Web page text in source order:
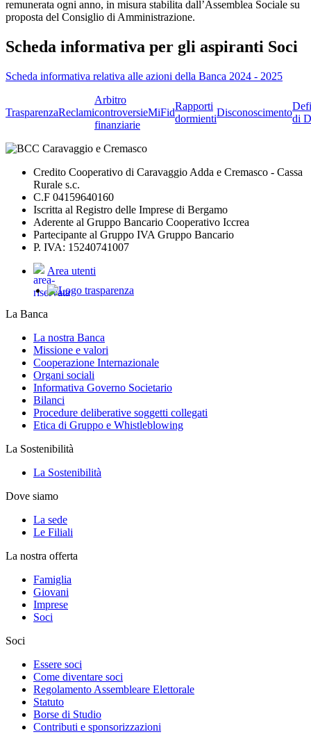
remunerata ogni anno, in misura stabilita dall’Assemblea Sociale su
proposta del Consiglio di Amministrazione.
Scheda informativa per gli aspiranti Soci
Scheda informativa relativa alle azioni della Banca 2024 - 2025
TrasparenzaReclami
Arbitro
controversie
finanziarie
MiFid
Rapporti
dormienti
Disconoscimento
di
Credito Cooperativo di Caravaggio Adda e Cremasco - Cassa
Rurale s.c.
C.F 04159640160
Iscritta al Registro delle Imprese di Bergamo
Aderente al Gruppo Bancario Cooperativo Iccrea
Partecipante al Gruppo IVA Gruppo Bancario
P. IVA: 15240741007
Area utenti
La Banca
La nostra Banca
Missione e valori
Cooperazione Internazionale
Organi sociali
Informativa Governo Societario
Bilanci
Procedure deliberative soggetti collegati
Etica di Gruppo e Whistleblowing
La Sostenibilità
La Sostenibilità
Dove siamo
La sede
Le Filiali
La nostra offerta
Famiglia
Giovani
Imprese
Soci
Soci
Essere soci
Come diventare soci
Regolamento Assembleare Elettorale
Statuto
Borse di Studio
Contributi e sponsorizzazioni